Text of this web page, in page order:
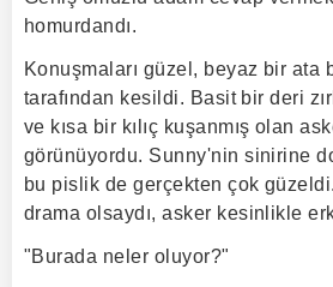
homurdandı.
Konuşmaları güzel, beyaz bir ata
tarafından kesildi. Basit bir deri
ve kısa bir kılıç kuşanmış olan
görünüyordu. Sunny'nin sinirine
bu pislik de gerçekten çok
drama olsaydı, asker kesinlikle
"Burada neler oluyor?"